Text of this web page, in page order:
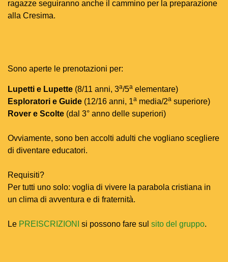
ragazze seguiranno anche il cammino per la preparazione
alla Cresima.
Sono aperte le prenotazioni per:
Lupetti e Lupette (8/11 anni, 3a/5a elementare)
Esploratori e Guide (12/16 anni, 1a media/2a superiore)
Rover e Scolte (dal 3° anno delle superiori)
Ovviamente, sono ben accolti adulti che vogliano scegliere
di diventare educatori.
Requisiti?
Per tutti uno solo: voglia di vivere la parabola cristiana in
un clima di avventura e di fraternità.
Le PREISCRIZIONI si possono fare sul sito del gruppo.